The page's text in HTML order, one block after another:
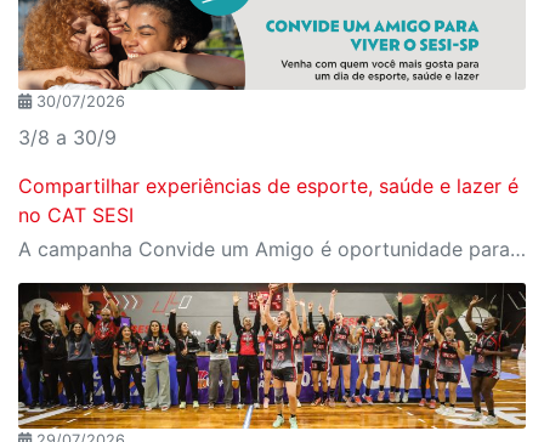
30/07/2026
3/8 a 30/9
Compartilhar experiências de esporte, saúde e lazer é
no CAT SESI
A campanha Convide um Amigo é oportunidade para reunir amigos para aproveitar juntos toda estrutura da unidade SESI-SP mais próxima. Os benefícios para clientes e convidados estão no regulamento